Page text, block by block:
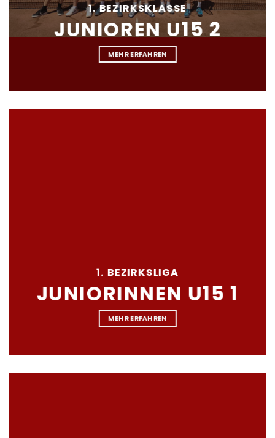
1. BEZIRKSKLASSE
JUNIOREN U15 2
MEHR ERFAHREN
1. BEZIRKSLIGA
JUNIORINNEN U15 1
MEHR ERFAHREN